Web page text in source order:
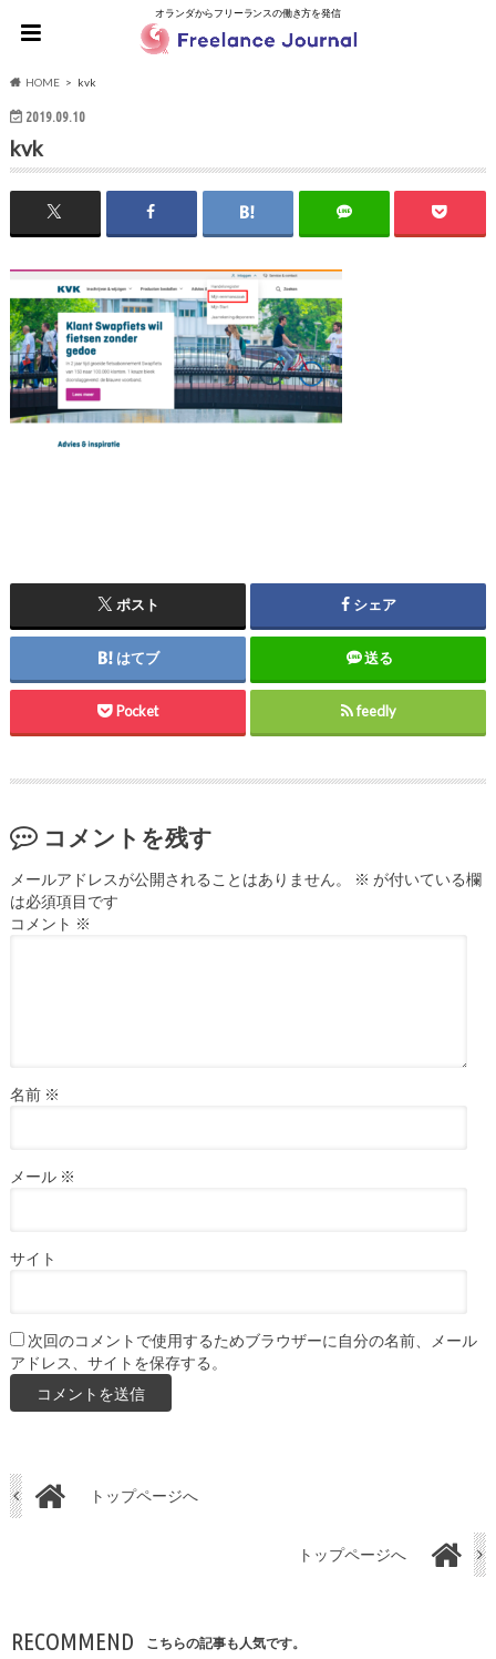
オランダからフリーランスの働き方を発信
HOME kvk
2019.09.10
kvk
ポスト シェア
はてブ 送る
Pocket feedly
コメントを残す
メールアドレスが公開されることはありません。 ※ が付いている欄
は必須項目です
コメント ※
名前 ※
メール ※
サイト
次回のコメントで使用するためブラウザーに自分の名前、メール
アドレス、サイトを保存する。
トップページへ
トップページへ
RECOMMEND こちらの記事も人気です。